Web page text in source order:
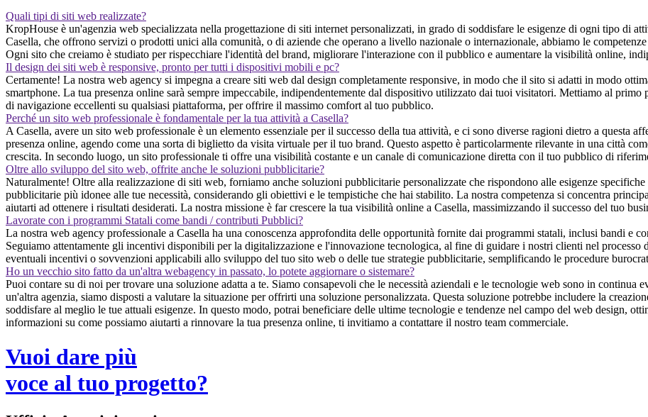
Quali tipi di siti web realizzate?
KropHouse è un'agenzia web specializzata nella progettazione di siti internet personalizzati, in grado di soddisfare le esigenze di ogni tipo di
Casella, che offrono servizi o prodotti unici alla comunità, o di aziende che operano a livello nazionale o internazionale, abbiamo le
Ogni sito che creiamo è studiato per rispecchiare l'identità del brand, migliorare l'interazione con il pubblico e aumentare la visibilità online,
Il design dei siti web è responsive, pronto per tutti i dispositivi mobili e pc?
Certamente! La nostra web agency si impegna a creare siti web dal design completamente responsive, in modo che il sito si adatti in modo
smartphone. La tua presenza online sarà sempre impeccabile, indipendentemente dal dispositivo utilizzato dai tuoi visitatori. Mettiamo al primo
di navigazione eccellenti su qualsiasi piattaforma, per offrire il massimo comfort al tuo pubblico.
Perché un sito web professionale è fondamentale per la tua attività a Casella?
A Casella, avere un sito web professionale è un elemento essenziale per il successo della tua attività, e ci sono diverse ragioni dietro a questa
presenza online, agendo come una sorta di biglietto da visita virtuale per il tuo brand. Questo aspetto è particolarmente rilevante in una città
crescita. In secondo luogo, un sito professionale ti offre una visibilità costante e un canale di comunicazione diretta con il tuo pubblico di
Oltre allo sviluppo del sito web, offrite anche le soluzioni pubblicitarie?
Naturalmente! Oltre alla realizzazione di siti web, forniamo anche soluzioni pubblicitarie personalizzate che rispondono alle esigenze
pubblicitarie più idonee alle tue necessità, considerando gli obiettivi e le tempistiche che hai stabilito. La nostra competenza si concentra
aiutarti ad ottenere i risultati desiderati. La nostra missione è far crescere la tua visibilità online a Casella, massimizzando il successo del tuo
Lavorate con i programmi Statali come bandi / contributi Pubblici?
La nostra web agency professionale a Casella ha una conoscenza approfondita delle opportunità fornite dai programmi statali, inclusi bandi e
Seguiamo attentamente gli incentivi disponibili per la digitalizzazione e l'innovazione tecnologica, al fine di guidare i nostri clienti nel
eventuali incentivi o sovvenzioni applicabili allo sviluppo del tuo sito web o delle tue strategie pubblicitarie, semplificando le procedure
Ho un vecchio sito fatto da un'altra webagency in passato, lo potete aggiornare o sistemare?
Puoi contare su di noi per trovare una soluzione adatta a te. Siamo consapevoli che le necessità aziendali e le tecnologie web sono in continua
un'altra agenzia, siamo disposti a valutare la situazione per offrirti una soluzione personalizzata. Questa soluzione potrebbe includere la
soddisfare al meglio le tue attuali esigenze. In questo modo, potrai beneficiare delle ultime tecnologie e tendenze nel campo del web design,
informazioni su come possiamo aiutarti a rinnovare la tua presenza online, ti invitiamo a contattare il nostro team commerciale.
Vuoi dare più
voce al tuo progetto?